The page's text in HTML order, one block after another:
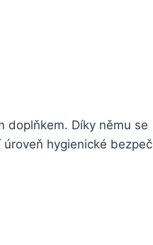
doplňkem. Díky němu se
hygienické